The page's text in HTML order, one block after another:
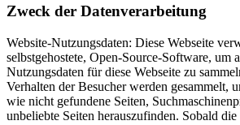
Zweck der Datenverarbeitung
Website-Nutzungsdaten: Diese Webseite
selbstgehostete, Open-Source-Software, um
Nutzungsdaten für diese Webseite zu
Verhalten der Besucher werden gesammelt,
wie nicht gefundene Seiten,
unbeliebte Seiten herauszufinden. Sobald